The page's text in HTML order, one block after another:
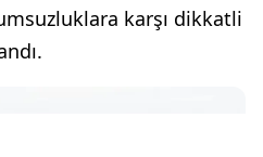
karşı dikkatli